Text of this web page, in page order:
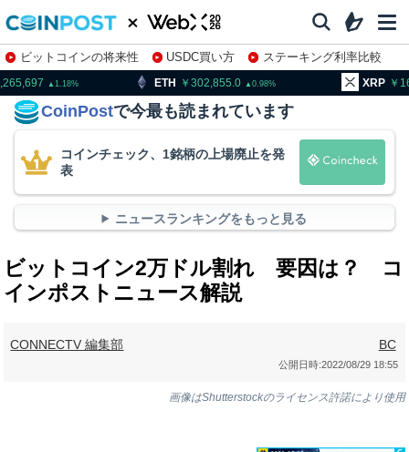
ビットコインの将来性 USDC買い方
ステーキング利率比較
株特集・関連銘柄
ETH 0.98 XRP 1.53
CoinPostで今最も読まれています
コインチェック、1銘柄の上場廃止を発
表
ニュースランキングをもっと見る
ビットコイン2万ドル割れ 要因は？ コ
インポストニュース解説
CONNECTV 編集部 BC
公開日時:2022/08/29 18:55
画像はShutterstockのライセンス許諾により使用